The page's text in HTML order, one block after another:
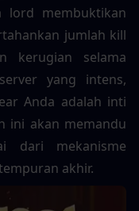
lord membuktikan
jumlah kill
kerugian selama
yang intens,
Anda adalah inti
ini akan memandu
dari mekanisme
akhir.